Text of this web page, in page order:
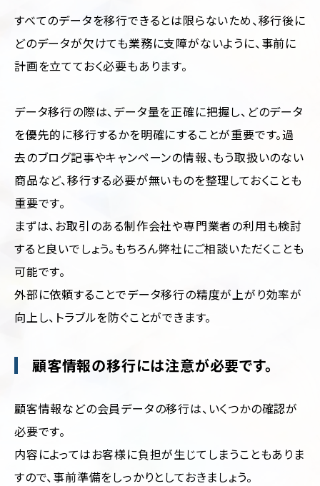
すべてのデータを移行できるとは限らないため、移行後に
どのデータが欠けても業務に支障がないように、事前に
計画を立てておく必要もあります。
データ移行の際は、データ量を正確に把握し、どのデータ
を優先的に移行するかを明確にすることが重要です。過
去のブログ記事やキャンペーンの情報、もう取扱いのない
商品など、移行する必要が無いものを整理しておくことも
重要です。
まずは、お取引のある制作会社や専門業者の利用も検討
すると良いでしょう。もちろん弊社にご相談いただくことも
可能です。
外部に依頼することでデータ移行の精度が上がり効率が
向上し、トラブルを防ぐことができます。
顧客情報の移行には注意が必要です。
顧客情報などの会員データの移行は、いくつかの確認が
必要です。
内容によってはお客様に負担が生じてしまうこともありま
すので、事前準備をしっかりとしておきましょう。